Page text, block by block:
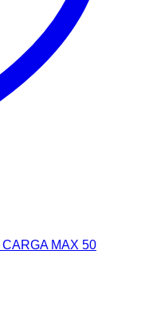
MAX 50